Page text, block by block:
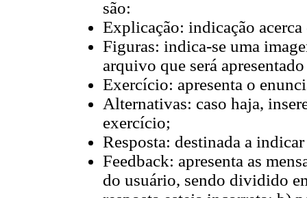
são:
Explicação: indicação
Figuras: indica-se uma
arquivo que será
Exercício: apresenta o
Alternativas: caso haja,
exercício;
Resposta: destinada a
Feedback: apresenta as
do usuário, sendo dividido